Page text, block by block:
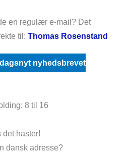
en regulær e-mail? Det
til: Thomas Rosenstand
nyhedsbrevet
8 til 16
det haster!
dansk adresse?